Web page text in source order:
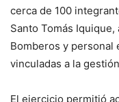
cerca de 100
Santo Tomás Iquique,
Bomberos y personal
vinculadas a la
El ejercicio permitió